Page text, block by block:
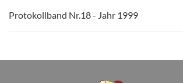
Protokollband Nr.18 - Jahr 1999